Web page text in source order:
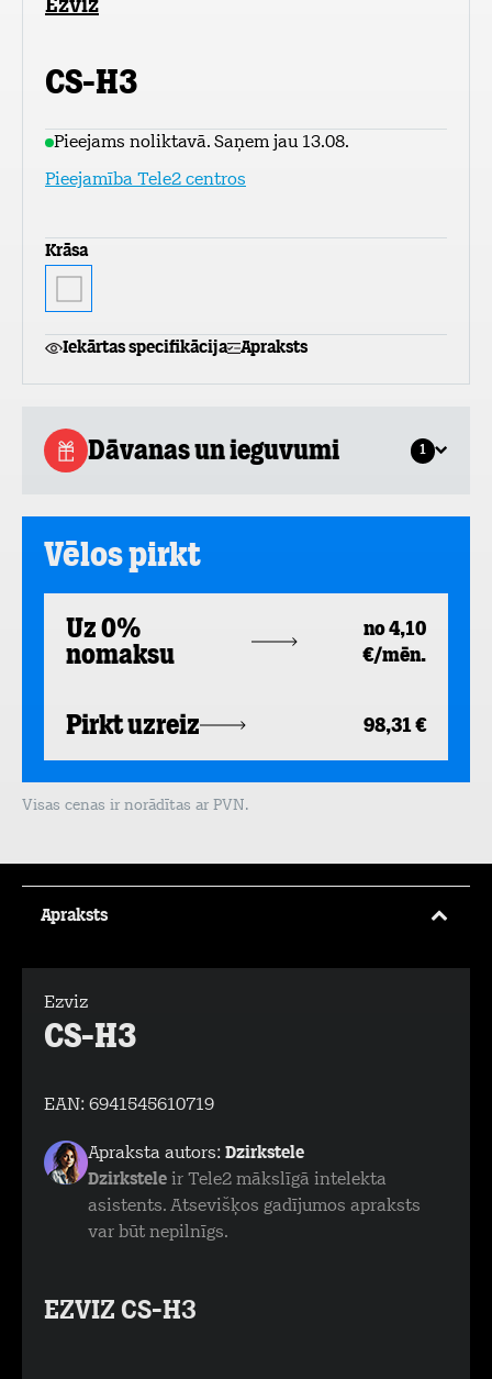
Ezviz
CS-H3
Pieejams noliktavā. Saņem jau 13.08.
Pieejamība Tele2 centros
Krāsa
Iekārtas specifikācija Apraksts
Dāvanas un ieguvumi 1
Vēlos pirkt
Uz 0%
nomaksu
no 4,10
€/mēn.
Pirkt uzreiz 98,31 €
Visas cenas ir norādītas ar PVN.
Apraksts
Ezviz
CS-H3
EAN: 6941545610719
Apraksta autors: Dzirkstele
Dzirkstele ir Tele2 mākslīgā intelekta
asistents. Atsevišķos gadījumos apraksts
var būt nepilnīgs.
EZVIZ CS-H3